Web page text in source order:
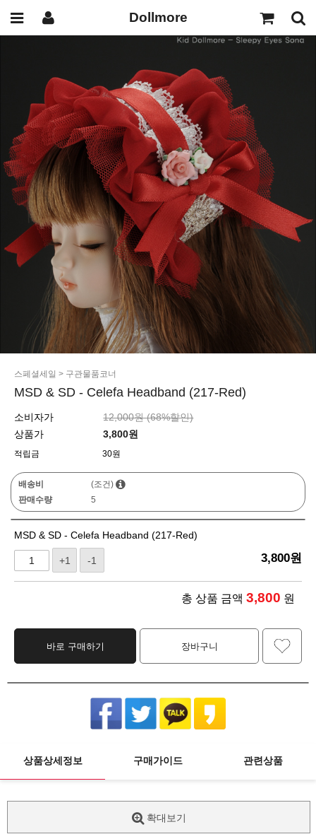
Dollmore
스페셜세일 > 구관물품코너
MSD & SD - Celefa Headband (217-Red)
소비자가 12,000원 (68%할인)
상품가
3,800원
적립금 30원
배송비
(조건)
판매수량
5
MSD & SD - Celefa Headband (217-Red)
+1 -1 3,800원
총 상품 금액 3,800 원
바로 구매하기 장바구니
상품상세정보 구매가이드 관련상품
확대보기